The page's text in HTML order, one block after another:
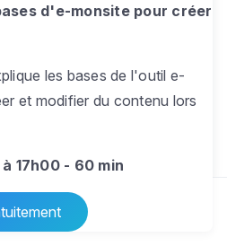
activité, votre passion
site dynamique
d'e-monsite pour créer
les bases de l'outil e-
et modifier du contenu lors
17h00 - 60 min